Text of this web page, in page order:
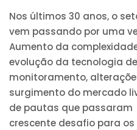
Nos últimos 30 anos, o
vem passando por uma
Aumento da
evolução da tecnologia de
monitoramento,
surgimento do mercado
de pautas que passaram
crescente desafio para